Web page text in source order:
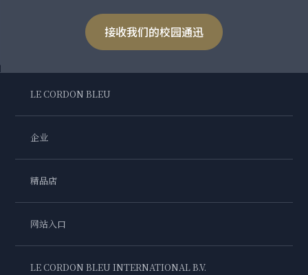
接收我们的校园通迅
LE CORDON BLEU
企业
精品店
网站入口
LE CORDON BLEU INTERNATIONAL B.V.